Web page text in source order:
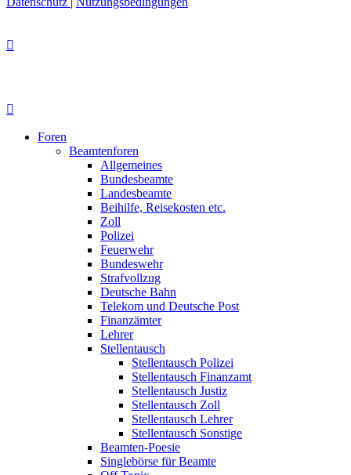
Foren
Beamtenforen
Allgemeines
Bundesbeamte
Landesbeamte
Beihilfe, Reisekosten etc.
Zoll
Polizei
Feuerwehr
Bundeswehr
Strafvollzug
Deutsche Bahn
Telekom und Deutsche Post
Finanzämter
Lehrer
Stellentausch
Stellentausch Polizei
Stellentausch Finanzamt
Stellentausch Justiz
Stellentausch Zoll
Stellentausch Lehrer
Stellentausch Sonstige
Beamten-Poesie
Singlebörse für Beamte